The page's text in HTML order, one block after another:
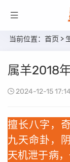
当前位置： 首页 >
属羊2018
2024-12-15
擅长八字，
九天命卦，
天机泄于病